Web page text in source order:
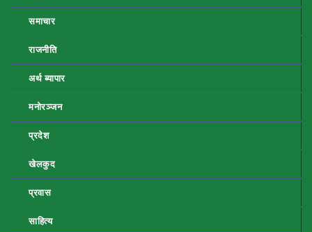
समाचार
राजनीति
अर्थ ब्यापार
मनोरञ्जन
प्रदेश
खेलकुद
प्रवास
साहित्य